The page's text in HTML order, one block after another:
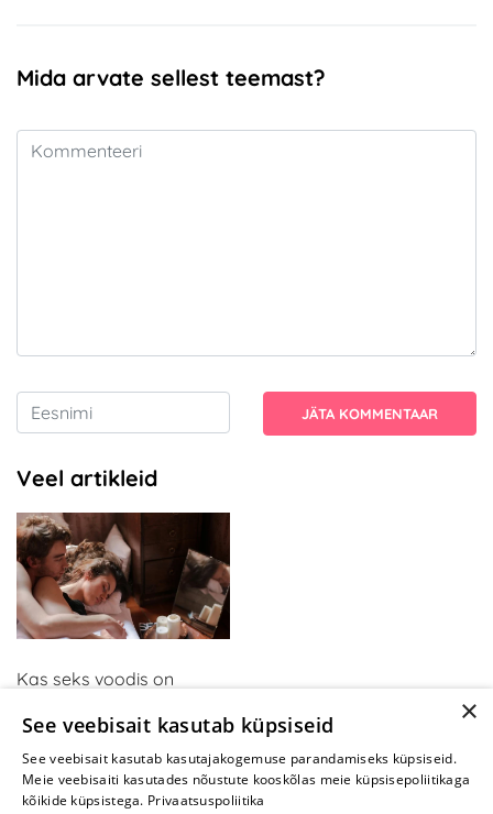
Mida arvate sellest teemast?
JÄTA KOMMENTAAR
Veel artikleid
Kas seks voodis on
olete neid mänge
proovinud, mõtlete teisiti
×
See veebisait kasutab küpsiseid
See veebisait kasutab kasutajakogemuse parandamiseks küpsiseid.
Meie veebisaiti kasutades nõustute kooskõlas meie küpsisepoliitikaga
kõikide küpsistega. Privaatsuspoliitika